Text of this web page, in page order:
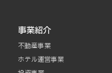
事業紹介
不動産事業
ホテル運営事業